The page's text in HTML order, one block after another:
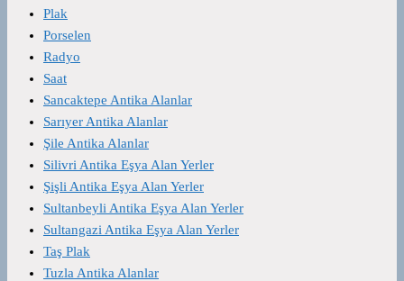
Plak
Porselen
Radyo
Saat
Sancaktepe Antika Alanlar
Sarıyer Antika Alanlar
Şile Antika Alanlar
Silivri Antika Eşya Alan Yerler
Şişli Antika Eşya Alan Yerler
Sultanbeyli Antika Eşya Alan Yerler
Sultangazi Antika Eşya Alan Yerler
Taş Plak
Tuzla Antika Alanlar